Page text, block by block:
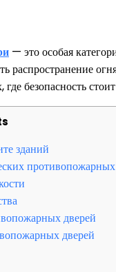
— это особая
распространение
безопасность
зданий
дверей
дверей